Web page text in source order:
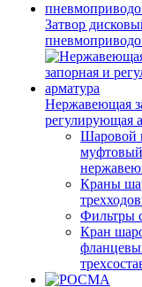
Затвор
Нержавеющая
регулирующая
Шаровой
муфтовый
Краны
Фильтры
Кран